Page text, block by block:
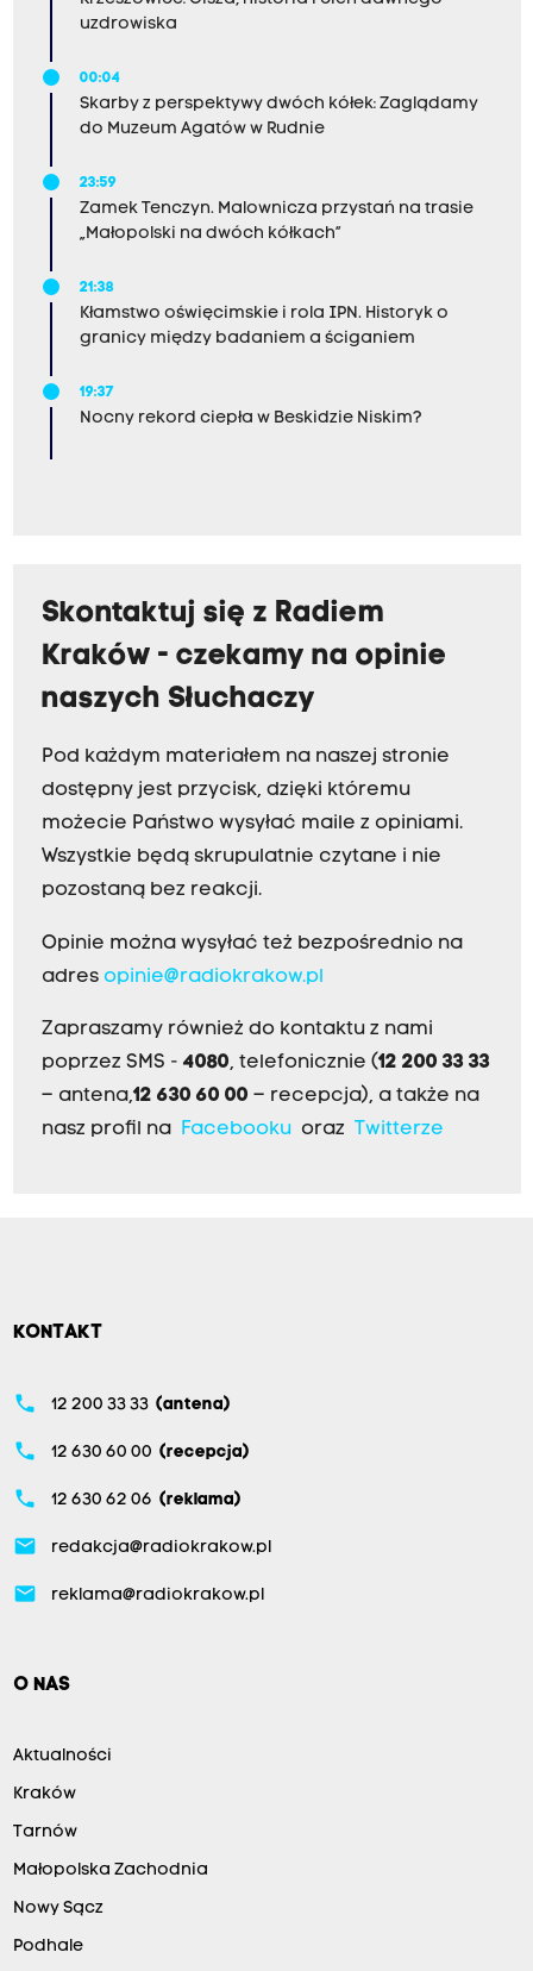
uzdrowiska
00:04
Skarby z perspektywy dwóch kółek: Zaglądamy
do Muzeum Agatów w Rudnie
23:59
Zamek Tenczyn. Malownicza przystań na trasie
„Małopolski na dwóch kółkach”
21:38
Kłamstwo oświęcimskie i rola IPN. Historyk o
granicy między badaniem a ściganiem
19:37
Nocny rekord ciepła w Beskidzie Niskim?
Skontaktuj się z Radiem
Kraków - czekamy na opinie
naszych Słuchaczy
Pod każdym materiałem na naszej stronie
dostępny jest przycisk, dzięki któremu
możecie Państwo wysyłać maile z opiniami.
Wszystkie będą skrupulatnie czytane i nie
pozostaną bez reakcji.
Opinie można wysyłać też bezpośrednio na
adres opinie@radiokrakow.pl
Zapraszamy również do kontaktu z nami
poprzez SMS - 4080, telefonicznie (12 200 33 33
– antena,12 630 60 00 – recepcja), a także na
nasz profil na
Facebookuoraz Twitterze
KONTAKT
phone 12 200 33 33 (antena)
phone 12 630 60 00 (recepcja)
phone 12 630 62 06 (reklama)
email redakcja@radiokrakow.pl
email reklama@radiokrakow.pl
O NAS
Aktualności
Kraków
Tarnów
Małopolska Zachodnia
Nowy Sącz
Podhale